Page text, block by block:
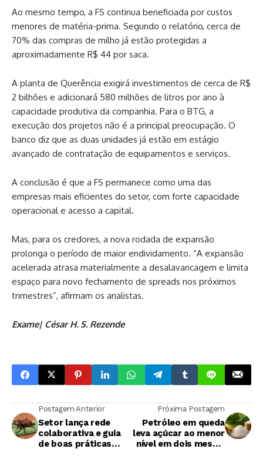
Ao mesmo tempo, a FS continua beneficiada por custos
menores de matéria-prima. Segundo o relatório, cerca de
70% das compras de milho já estão protegidas a
aproximadamente R$ 44 por saca.
A planta de Querência exigirá investimentos de cerca de R$
2 bilhões e adicionará 580 milhões de litros por ano à
capacidade produtiva da companhia. Para o BTG, a
execução dos projetos não é a principal preocupação. O
banco diz que as duas unidades já estão em estágio
avançado de contratação de equipamentos e serviços.
A conclusão é que a FS permanece como uma das
empresas mais eficientes do setor, com forte capacidade
operacional e acesso a capital.
Mas, para os credores, a nova rodada de expansão
prolonga o período de maior endividamento. “A expansão
acelerada atrasa materialmente a desalavancagem e limita
espaço para novo fechamento de spreads nos próximos
trimestres”, afirmam os analistas.
Exame| César H. S. Rezende
Postagem Anterior
Setor lança rede
colaborativa e guia
de boas práticas
Próxima Postagem
Petróleo em queda
leva açúcar ao menor
nível em dois meses,